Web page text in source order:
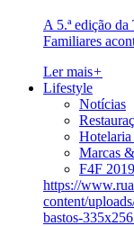
A 5.ª edição
Familiares
Ler mais+
Lifestyle
Notícias
Marcas
F4F 2019
https://
content/
bastos-